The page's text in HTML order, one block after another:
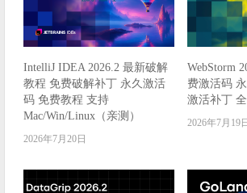
IntelliJ IDEA 2026.2 最新破解
教程 免费破解补丁 永久激活
码 免费教程 支持
Mac/Win/Linux（亲测）
2026年7月20日
WebStorm
费激活码
激活补丁
2026年7月19日